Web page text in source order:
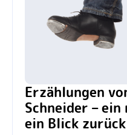
Erzählungen
Schneider – ein
ein Blick zurück